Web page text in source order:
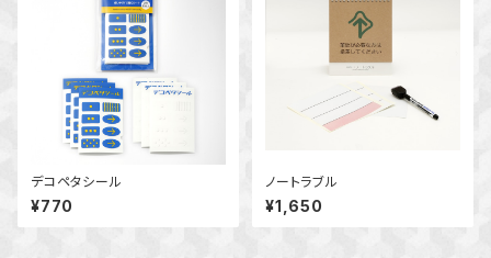
デコペタシール
¥770
ノートラブル
¥1,650